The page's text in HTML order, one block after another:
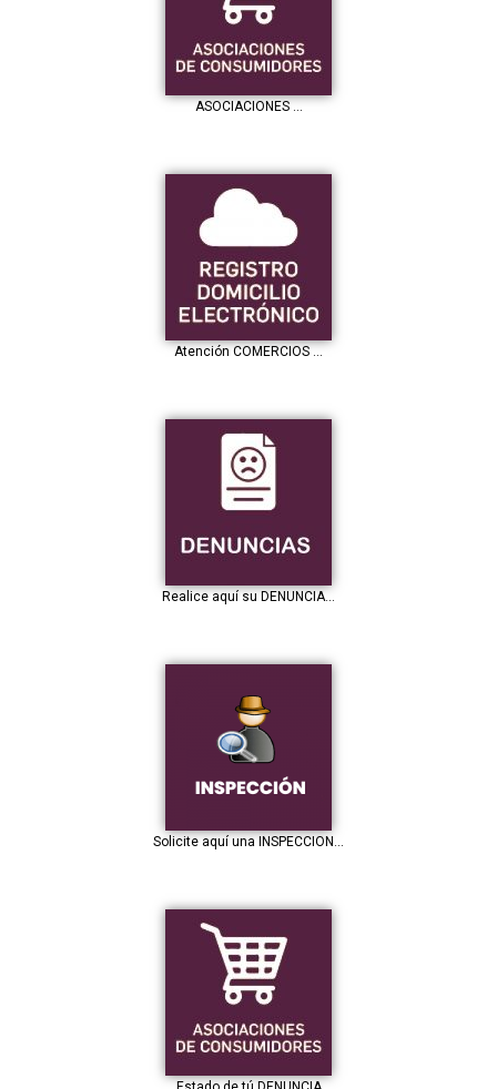
ASOCIACIONES …
Atención COMERCIOS …
Realice aquí su DENUNCIA...
Solicite aquí una INSPECCION...